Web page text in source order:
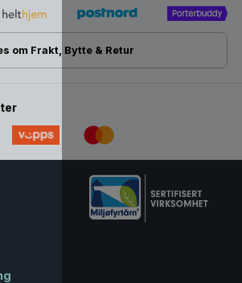
om Frakt, Bytte & Retur